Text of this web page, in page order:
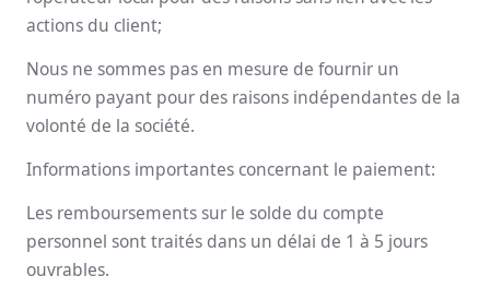
actions du client;
Nous ne sommes pas en mesure de fournir un
numéro payant pour des raisons indépendantes de la
volonté de la société.
Informations importantes concernant le paiement:
Les remboursements sur le solde du compte
personnel sont traités dans un délai de 1 à 5 jours
ouvrables.